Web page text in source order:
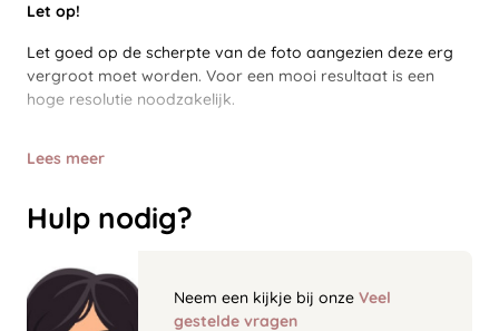
Let op!
Let goed op de scherpte van de foto aangezien deze erg
vergroot moet worden. Voor een mooi resultaat is een
hoge resolutie noodzakelijk.
Lees meer
Hulp nodig?
Neem een kijkje bij onze Veel
gestelde vragen